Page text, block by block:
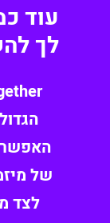
עוד
לך
של
לצד